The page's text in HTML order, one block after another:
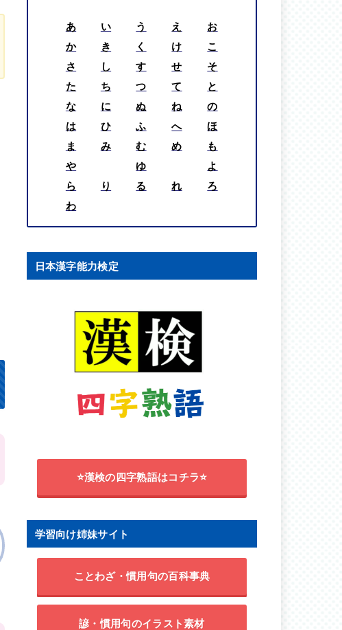
あ い う え
お
か
き く け
こ
さ
し す せ
そ
た
ち つ て
と
な
に ぬ ね
の
は
ひ ふ へ
ほ
ま
み む め
も
や
ゆ
よ
ら
り る れ
ろ
わ
日本漢字能力検定
⭐漢検の四字熟語はコチラ⭐
学習向け姉妹サイト
ことわざ・慣用句の百科事典
諺・慣用句のイラスト素材